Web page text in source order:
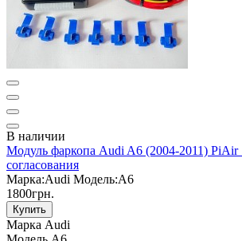
В наличии
Модуль фаркопа Audi A6 (2004-2011)
согласования
Марка:Audi Модель:A6
1800грн.
Купить
Марка Audi